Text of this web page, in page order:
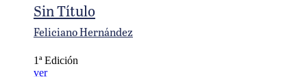
Sin Título
Feliciano Hernández
1ª Edición
ver